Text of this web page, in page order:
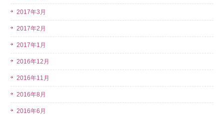
2017年3月
2017年2月
2017年1月
2016年12月
2016年11月
2016年8月
2016年6月